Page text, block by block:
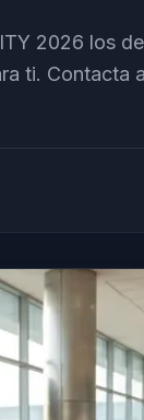
2026 los
ti. Contacta